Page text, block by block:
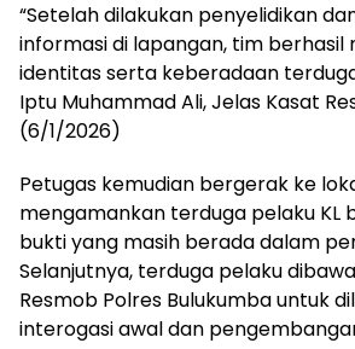
“Setelah dilakukan penyelidikan
informasi di lapangan, tim berhasil
identitas serta keberadaan
Iptu Muhammad Ali, Jelas Kasat
(6/1/2026)
Petugas kemudian bergerak ke
mengamankan terduga pelaku KL
bukti yang masih berada dalam
Selanjutnya, terduga pelaku
Resmob Polres Bulukumba untuk
interogasi awal dan